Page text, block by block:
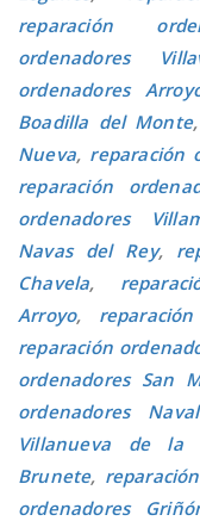
reparación
ordenadores
ordenadores
Boadilla del Monte,
Nueva, reparación
reparación
ordenadores
Navas del Rey,
Chavela,
Arroyo,
reparación
ordenadores San
ordenadores
Villanueva de la
Brunete,
ordenadores